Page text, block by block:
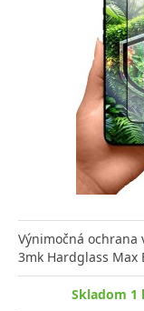
Výnimočná
3mk Hardglass Max
Skladom 1